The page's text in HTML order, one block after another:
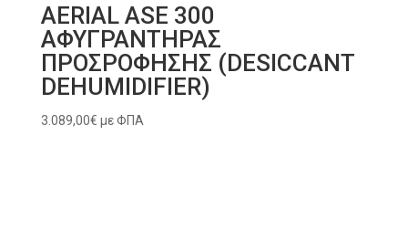
AERIAL ASE 300
ΑΦΥΓΡΑΝΤΗΡΑΣ
ΠΡΟΣΡΟΦΗΣΗΣ (DESICCANT
DEHUMIDIFIER)
3.089,00€ με ΦΠΑ